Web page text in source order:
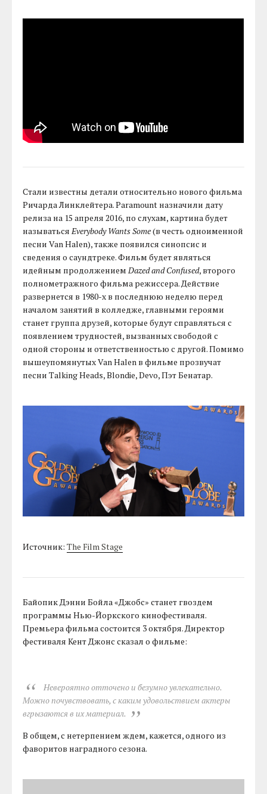
Стали известны детали относительно нового фильма
Ричарда Линклейтера. Paramount назначили дату
релиза на 15 апреля 2016, по слухам, картина будет
называтьсяEverybody Wants Some(в честь одноименной
песни Van Halen), также появился синопсис и
сведения о саундтреке. Фильм будет являться
идейным продолжениемDazed and Confused, второго
полнометражного фильма режиссера. Действие
развернется в 1980-х в последнюю неделю перед
началом занятий в колледже, главными героями
станет группа друзей, которые будут справляться с
появлением трудностей, вызванных свободой с
одной стороны и ответственностью с другой. Помимо
вышеупомянутых Van Halen в фильме прозвучат
песни Talking Heads, Blondie, Devo, Пэт Бенатар.
Источник:The Film Stage
Байопик Дэнни Бойла «Джобс» станет гвоздем
программы Нью-Йоркского кинофестиваля.
Премьера фильма состоится 3 октября. Директор
фестиваля Кент Джонс сказал о фильме:
Невероятно отточено и безумно увлекательно.
Можно почувствовать, с каким удовольствием актеры
вгрызаются в их материал.
В общем, с нетерпением ждем, кажется, одного из
фаворитов наградного сезона.